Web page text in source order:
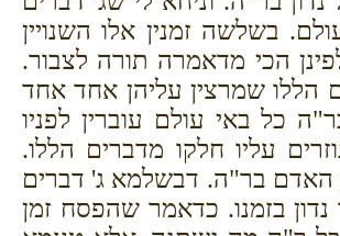
בשלשה זמנין אלו השנויין
הכי מדאמרה תורה לצבור.
הללו שמרצין עליהן אחד אחד
כל באי עולם עוברין לפניו
עליו חלקו מדברים הללו.
האדם בר"ה. דבשלמא ג' דברים
בזמנו. כדאמר שהפסח זמן